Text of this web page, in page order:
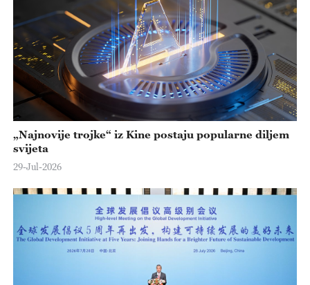
„Najnovije trojke“ iz Kine postaju popularne diljem
svijeta
29-Jul-2026